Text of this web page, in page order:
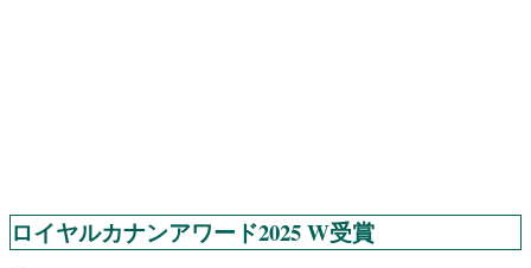
ロイヤルカナンアワード2025 W受賞